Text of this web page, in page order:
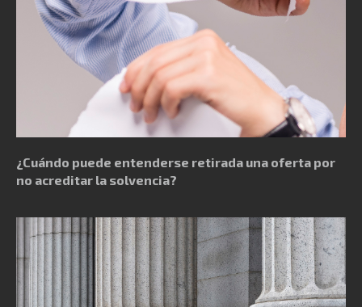
¿Cuándo puede entenderse retirada una oferta por
no acreditar la solvencia?